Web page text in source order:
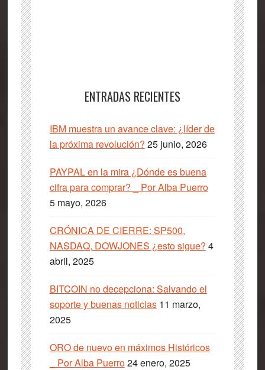
ENTRADAS RECIENTES
IBM muestra un avance clave: ¿líder de
la próxima revolución? 25 junio, 2026
PAYPAL en la mira ¿Dónde es buena
cifra para comprar? _ Por Alba Puerro
5 mayo, 2026
CRÓNICA DE CIERRE: SP500,
NASDAQ, DOWJONES ¿esto sigue? 4
abril, 2025
BITCOIN no decepciona: Salvando el
soporte y buenas noticias 11 marzo,
2025
ORO de nuevo en máximos Históricos
_ Por Alba Puerro24 enero, 2025